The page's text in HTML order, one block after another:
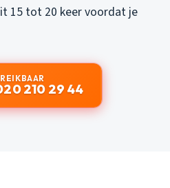
15 tot 20 keer voordat je
210 29 44